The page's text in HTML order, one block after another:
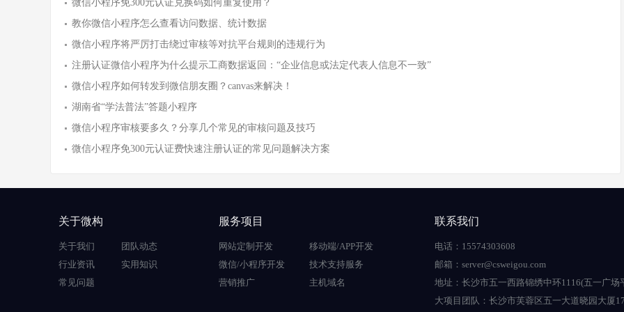
微信小程序免300元认证兑换码如何重复使用？
教你微信小程序怎么查看访问数据、统计数据
微信小程序将严厉打击绕过审核等对抗平台规则的违规行为
注册认证微信小程序为什么提示工商数据返回：“企业信息或法定代表人信息不一致”
微信小程序如何转发到微信朋友圈？canvas来解决！
湖南省“学法普法”答题小程序
微信小程序审核要多久？分享几个常见的审核问题及技巧
微信小程序免300元认证费快速注册认证的常见问题解决方案
关于微构
关于我们
团队动态
行业资讯
实用知识
常见问题
服务项目
网站定制开发
移动端/APP开发
微信/小程序开发
技术支持服务
营销推广
主机域名
联系我们
电话：15574303608
邮箱：server@csweigou.com
地址：长沙市五一西路锦绣中环1116(五一广场
大项目团队：长沙市芙蓉区五一大道晓园大厦